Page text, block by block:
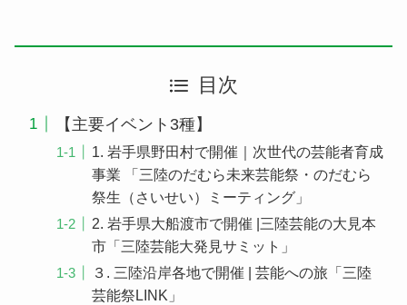
目次
【主要イベント3種】
1. 岩手県野田村で開催｜次世代の芸能者育成
事業 「三陸のだむら未来芸能祭・のだむら
祭生（さいせい）ミーティング」
2. 岩手県大船渡市で開催 |三陸芸能の大見本
市「三陸芸能大発見サミット」
３. 三陸沿岸各地で開催 | 芸能への旅「三陸
芸能祭LINK」